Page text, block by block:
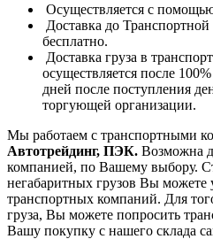
Осуществляется с
Доставка до
бесплатно.
Доставка груза в
осуществляется после
дней после поступления
торгующей организации.
Мы работаем с транспортными
Автотрейдинг, ПЭК. Возможна
компанией, по Вашему выбору.
негабаритных грузов Вы можете
транспортных компаний. Для
груза, Вы можете попросить
Вашу покупку с нашего склада